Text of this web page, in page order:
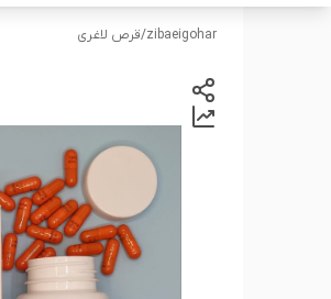
zibaeigohar
/قرص لاغری